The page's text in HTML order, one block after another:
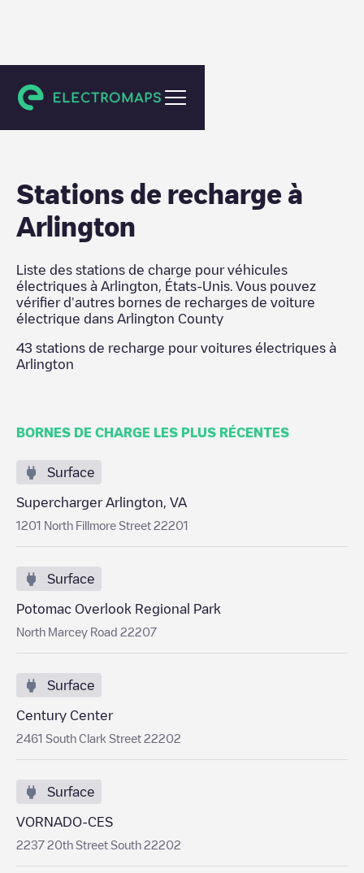
Arlington County
Stations de recharge à
Arlington
Liste des stations de charge pour véhicules
électriques à Arlington États-Unis . Vous pouvez
vérifier d'autres bornes de recharges de voiture
électrique dans Arlington County
43 stations de recharge pour voitures électriques à
Arlington
BORNES DE CHARGE LES PLUS RÉCENTES
Surface
Supercharger Arlington, VA
1201 North Fillmore Street 22201
Surface
Potomac Overlook Regional Park
North Marcey Road 22207
Surface
Century Center
2461 South Clark Street 22202
Surface
VORNADO-CES
2237 20th Street South 22202